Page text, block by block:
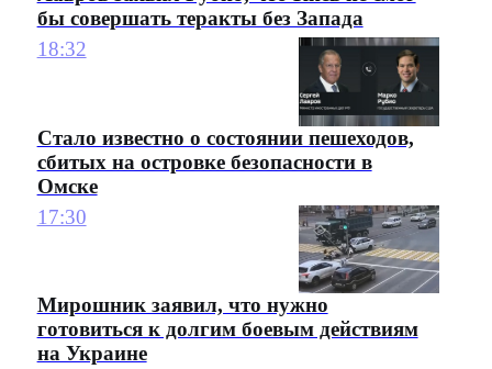
бы совершать теракты без Запада
18:32
Стало известно о состоянии пешеходов,
сбитых на островке безопасности в
Омске
17:30
Мирошник заявил, что нужно
готовиться к долгим боевым действиям
на Украине